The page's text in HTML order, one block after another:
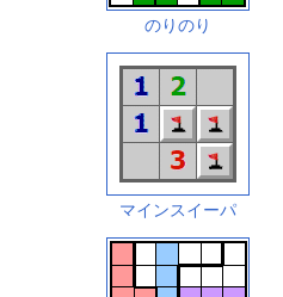
のりのり
マインスイーパ